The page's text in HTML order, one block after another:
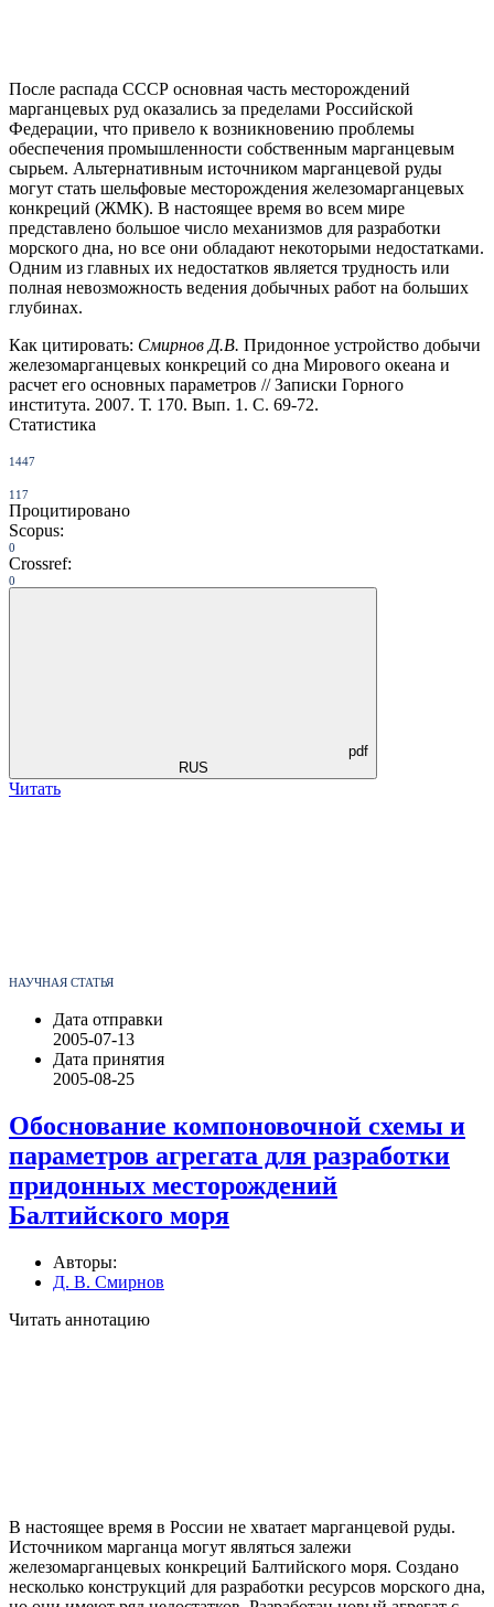
После распада СССР основная часть месторождений
марганцевых руд оказались за пределами Российской
Федерации, что привело к возникновению проблемы
обеспечения промышленности собственным марганцевым
сырьем. Альтернативным источником марганцевой руды
могут стать шельфовые месторождения железомарганцевых
конкреций (ЖМК). В настоящее время во всем мире
представлено большое число механизмов для разработки
морского дна, но все они обладают некоторыми недостатками.
Одним из главных их недостатков является трудность или
полная невозможность ведения добычных работ на больших
глубинах.
Как цитировать: Смирнов Д.В. Придонное устройство добычи
железомарганцевых конкреций со дна Мирового океана и
расчет его основных параметров // Записки Горного
института. 2007. Т. 170. Вып. 1. С. 69-72.
Статистика
1447
117
Процитировано
Scopus:
0
Crossref:
0
pdf
RUS
Читать
НАУЧНАЯ СТАТЬЯ
Дата отправки
2005-07-13
Дата принятия
2005-08-25
Обоснование компоновочной схемы и
параметров агрегата для разработки
придонных месторождений
Балтийского моря
Авторы:
Д. В. Смирнов
Читать аннотацию
В настоящее время в России не хватает марганцевой руды.
Источником марганца могут являться залежи
железомарганцевых конкреций Балтийского моря. Создано
несколько конструкций для разработки ресурсов морского дна,